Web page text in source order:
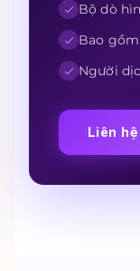
Bộ dò
Bao
Người
Liên